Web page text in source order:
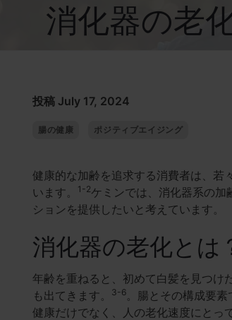
消化器の老
投稿 July 17, 2024
腸の健康 ポジティブエイジング
健康的な加齢を追求する消費者は、若
います。
1-2ケミンでは、消化器系の
ションを提供したいと考えています。
消化器の老化とは
年齢を重ねると、初めて白髪を見つけ
も出てきます。
3-6。腸とその構成要
健康だけでなく、人の老化速度にとっ